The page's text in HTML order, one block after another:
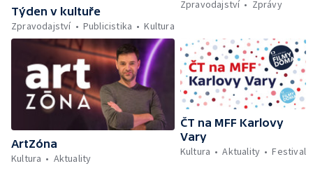
Týden v kultuře
Zpravodajství
Publicistika Kultura
Zpravodajství
Zprávy
ArtZóna
Kultura
Aktuality
ČT na MFF Karlovy
Vary
Kultura
Aktuality Festival